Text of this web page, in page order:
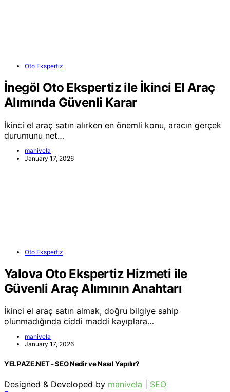
Oto Ekspertiz
İnegöl Oto Ekspertiz ile İkinci El Araç
Alımında Güvenli Karar
İkinci el araç satın alırken en önemli konu, aracın gerçek
durumunu net…
manivela
January 17, 2026
Oto Ekspertiz
Yalova Oto Ekspertiz Hizmeti ile
Güvenli Araç Alımının Anahtarı
İkinci el araç satın almak, doğru bilgiye sahip
olunmadığında ciddi maddi kayıplara…
manivela
January 17, 2026
YELPAZE.NET - SEO Nedir ve Nasıl Yapılır?
Designed & Developed by manivela SEO